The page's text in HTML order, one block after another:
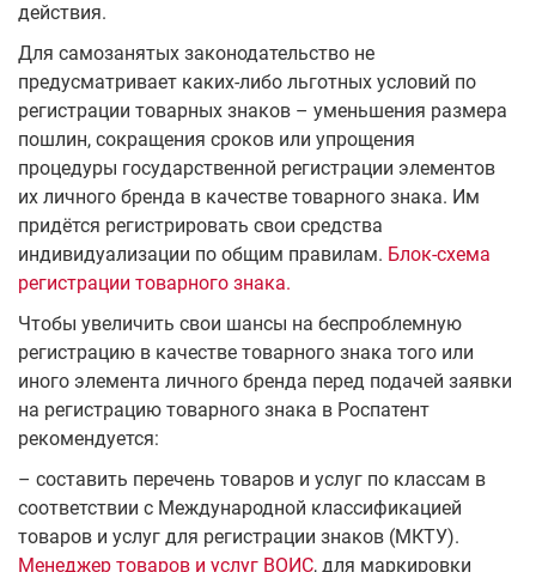
действия.
Для самозанятых законодательство не
предусматривает каких-либо льготных условий по
регистрации товарных знаков – уменьшения размера
пошлин, сокращения сроков или упрощения
процедуры государственной регистрации элементов
их личного бренда в качестве товарного знака. Им
придётся регистрировать свои средства
индивидуализации по общим правилам. Блок-схема
регистрации товарного знака.
Чтобы увеличить свои шансы на беспроблемную
регистрацию в качестве товарного знака того или
иного элемента личного бренда перед подачей заявки
на регистрацию товарного знака в Роспатент
рекомендуется:
– составить перечень товаров и услуг по классам в
соответствии с Международной классификацией
товаров и услуг для регистрации знаков (МКТУ).
Менеджер товаров и услуг ВОИС, для маркировки